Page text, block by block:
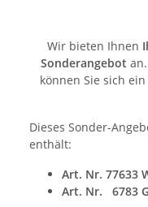
Wir bieten Ihnen
Sonderangebot
können Sie sich
Dieses Sonder-
enthält:
Art. Nr. 77633
Art. Nr. 6783